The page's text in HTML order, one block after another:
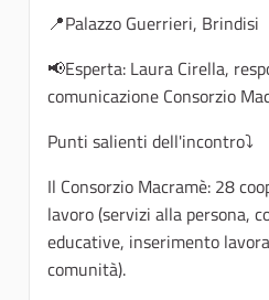
📍Palazzo Guerrieri, Brindisi
📢Esperta: Laura Cirella,
comunicazione Consorzio
Punti salienti dell'incontro⤵️
Il Consorzio Macramè: 28
lavoro (servizi alla persona,
educative, inserimento
comunità).